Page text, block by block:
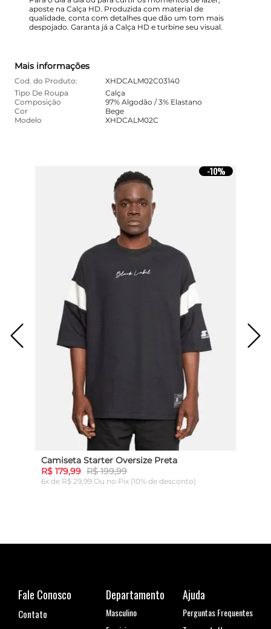
aposte na Calça HD. Produzida com material de
qualidade, conta com detalhes que dão um tom mais
despojado. Garanta já a Calça HD e turbine seu visual.
Mais informações
Cod. do Produto:
XHDCALM02C03140
Tipo De Roupa
Calça
Composição
97% Algodão / 3% Elastano
Cor
Bege
Modelo
XHDCALM02C
-10%
Camiseta Starter Oversize Preta
R$ 179,99 R$ 199,99
6x de R$ 29,99 Ou no Pix (10% de desconto)
Fale Conosco
Contato
Departamento
Masculino
Ajuda
Perguntas Frequentes